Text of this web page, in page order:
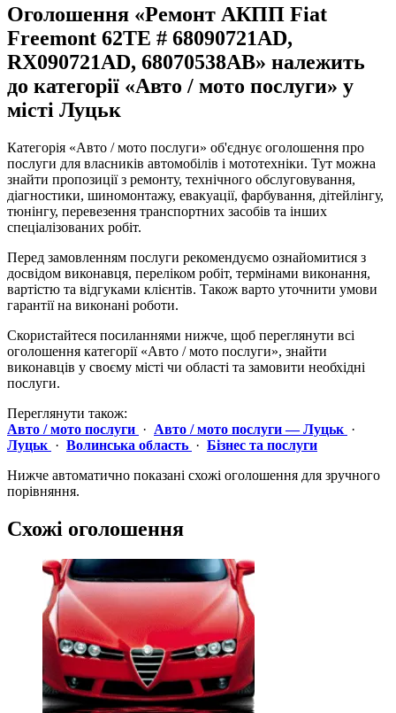
Оголошення «Ремонт АКПП Fiat
Freemont 62TE # 68090721AD,
RX090721AD, 68070538AB» належить
до категорії «Авто / мото послуги» у
місті Луцьк
Категорія «Авто / мото послуги» об'єднує оголошення про
послуги для власників автомобілів і мототехніки. Тут можна
знайти пропозиції з ремонту, технічного обслуговування,
діагностики, шиномонтажу, евакуації, фарбування, дітейлінгу,
тюнінгу, перевезення транспортних засобів та інших
спеціалізованих робіт.
Перед замовленням послуги рекомендуємо ознайомитися з
досвідом виконавця, переліком робіт, термінами виконання,
вартістю та відгуками клієнтів. Також варто уточнити умови
гарантії на виконані роботи.
Скористайтеся посиланнями нижче, щоб переглянути всі
оголошення категорії «Авто / мото послуги», знайти
виконавців у своєму місті чи області та замовити необхідні
послуги.
Переглянути також:
Авто / мото послуги · Авто / мото послуги — Луцьк ·
Луцьк · Волинська область · Бізнес та послуги
Нижче автоматично показані схожі оголошення для зручного
порівняння.
Схожі оголошення